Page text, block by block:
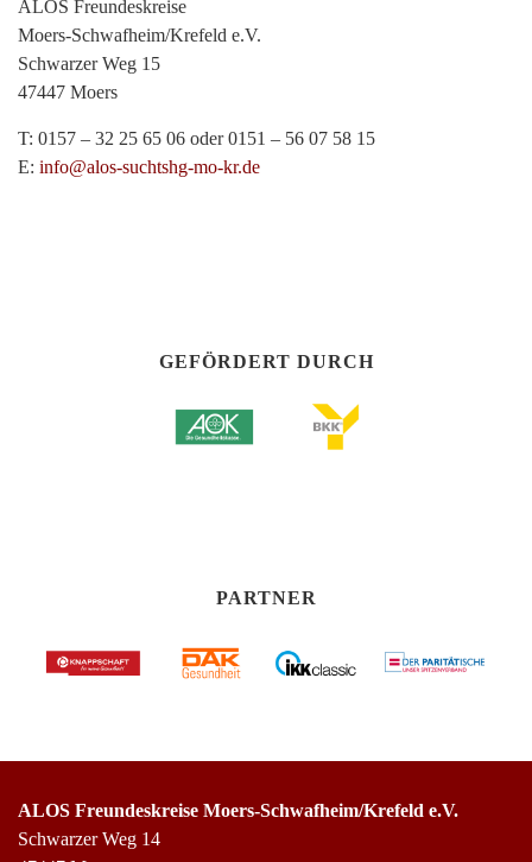
ALOS Freundeskreise
Moers-Schwafheim/Krefeld e.V.
Schwarzer Weg 15
47447 Moers
T: 0157 – 32 25 65 06 oder 0151 – 56 07 58 15
E: info@alos-suchtshg-mo-kr.de
GEFÖRDERT DURCH
PARTNER
ALOS Freundeskreise Moers-Schwafheim/Krefeld e.V.
Schwarzer Weg 14